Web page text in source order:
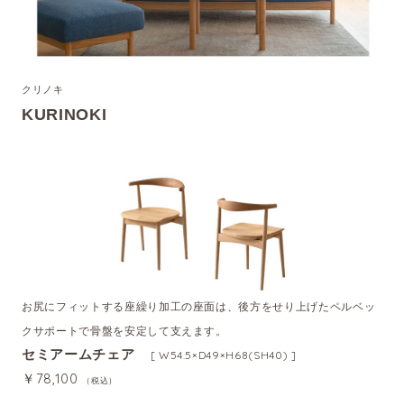
クリノキ
KURINOKI
お尻にフィットする座繰り加工の座面は、後方をせり上げたペルベッ
クサポートで骨盤を安定して支えます。
セミアームチェア [ W54.5×D49×H68(SH40) ]
￥78,100 （税込）